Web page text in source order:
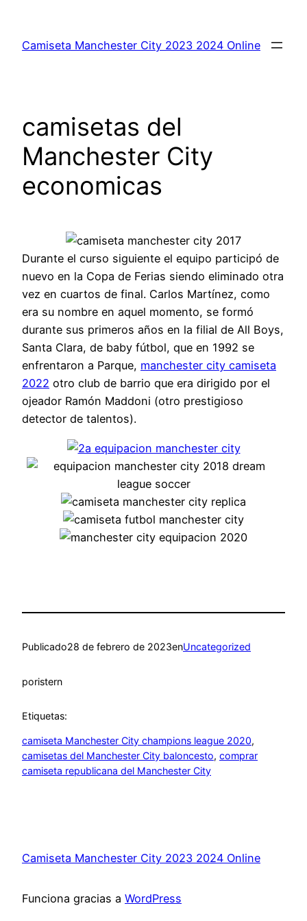
contenido
Camiseta Manchester City 2023 2024 Online
camisetas del
Manchester City
economicas
Durante el curso siguiente el equipo participó de
nuevo en la Copa de Ferias siendo eliminado otra
vez en cuartos de final. Carlos Martínez, como
era su nombre en aquel momento, se formó
durante sus primeros años en la filial de All Boys,
Santa Clara, de baby fútbol, que en 1992 se
enfrentaron a Parque, manchester city camiseta
2022 otro club de barrio que era dirigido por el
ojeador Ramón Maddoni (otro prestigioso
detector de talentos).
Publicado28 de febrero de 2023enUncategorized
poristern
Etiquetas:
camiseta Manchester City champions league 2020
camisetas del Manchester City baloncesto, comprar
camiseta republicana del Manchester City
Camiseta Manchester City 2023 2024 Online
Funciona gracias a WordPress